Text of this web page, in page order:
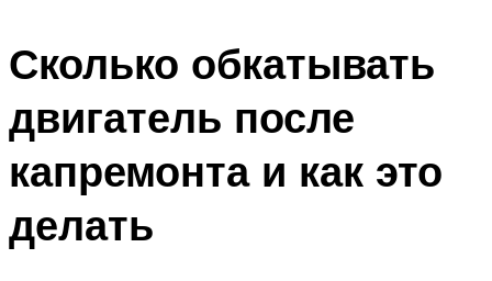
Сколько обкатывать
двигатель после
капремонта и как это
делать